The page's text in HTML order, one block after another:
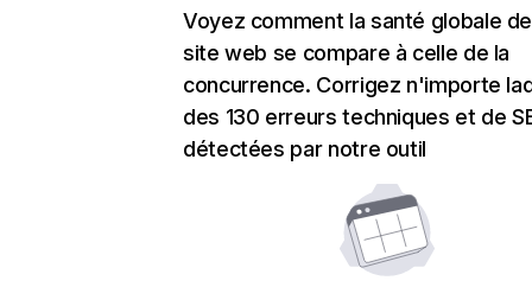
Voyez comment la santé globale
site web se compare à celle de la
concurrence. Corrigez n'importe
des 130 erreurs techniques et de
détectées par notre outil